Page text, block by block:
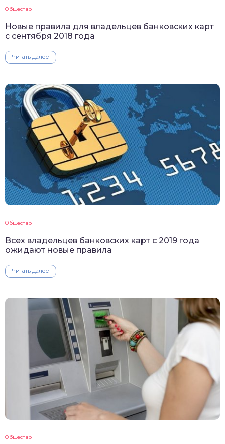
Общество
Новые правила для владельцев банковских карт
с сентября 2018 года
Читать далее
Общество
Всех владельцев банковских карт с 2019 года
ожидают новые правила
Читать далее
Общество